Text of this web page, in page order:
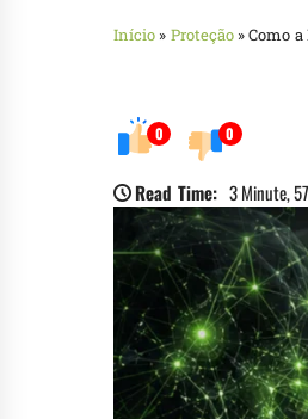
Início » Proteção»Como
0 0
Read Time: 3 Minute,